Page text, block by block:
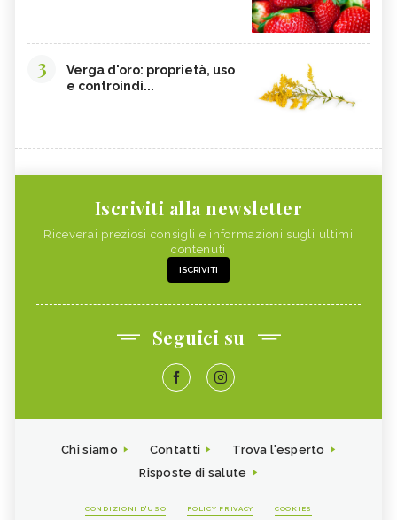
3
Verga d'oro: proprietà, uso
e controindi...
Iscriviti alla newsletter
Riceverai preziosi consigli e informazioni sugli ultimi
contenuti
ISCRIVITI
Seguici su
Chi siamo Contatti
Trova l'esperto
Risposte di salute
CONDIZIONI D'USO POLICY PRIVACY COOKIES